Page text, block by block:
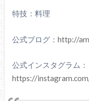
特技：料理
公式ブログ： http://
公式インスタグラム：
https://